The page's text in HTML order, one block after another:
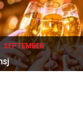
SEPTEMBER